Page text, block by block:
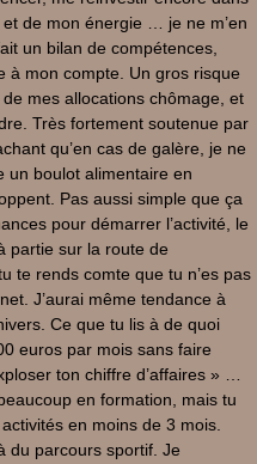
de mon énergie … je ne m’en
un bilan de compétences,
à mon compte. Un gros risque
mes allocations chômage, et
Très fortement soutenue par
qu’en cas de galère, je ne
un boulot alimentaire en
Pas aussi simple que ça
pour démarrer l’activité, le
partie sur la route de
te rends comte que tu n’es pas
J’aurai même tendance à
Ce que tu lis à de quoi
euros par mois sans faire
ton chiffre d’affaires » …
en formation, mais tu
en moins de 3 mois.
du parcours sportif. Je